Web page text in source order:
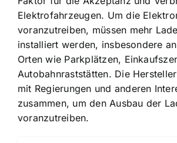
Elektrofahrzeugen. Um die
voranzutreiben, müssen mehr
installiert werden, insbesondere
Orten wie Parkplätzen,
Autobahnraststätten. Die
mit Regierungen und anderen
zusammen, um den Ausbau der
voranzutreiben.